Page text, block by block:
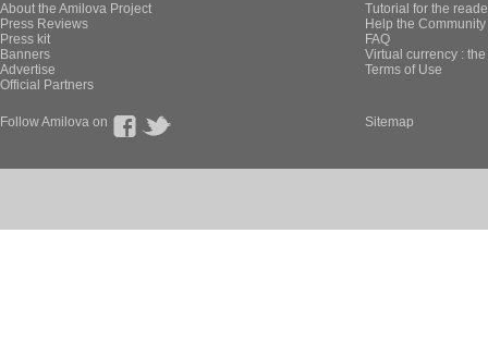
About the Amilova Project
Press Reviews
Press kit
Banners
Advertise
Official Partners
Tutorial for the
Help the
FAQ
Virtual currency :
Terms of Use
Follow Amilova on Sitemap